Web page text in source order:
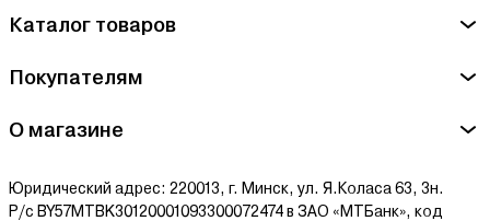
Каталог товаров
Покупателям
О магазине
Юридический адрес: 220013, г. Минск, ул. Я.Коласа 63, 3н.
Р/с BY57MTBK30120001093300072474 в ЗАО «МТБанк», код